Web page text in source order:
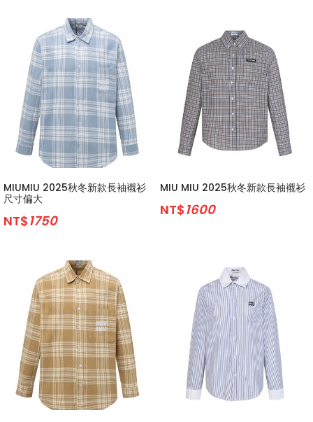
MIUMIU 2025秋冬新款長袖襯衫
尺寸偏大
NT$1750
MIU MIU 2025秋冬新款長袖襯衫
NT$1600